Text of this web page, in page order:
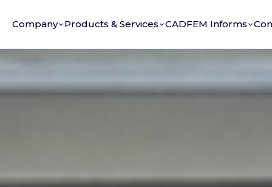
Company Products & Services CADFEM Informs